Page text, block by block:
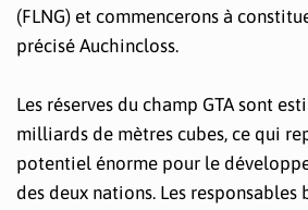
(FLNG) et commencerons à
précisé Auchincloss.
Les réserves du champ GTA sont
milliards de mètres cubes, ce qui
potentiel énorme pour le
des deux nations. Les responsables